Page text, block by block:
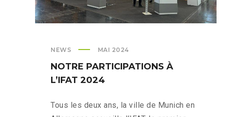
NEWS MAI 2024
NOTRE PARTICIPATIONS À
L’IFAT 2024
Tous les deux ans, la ville de Munich en